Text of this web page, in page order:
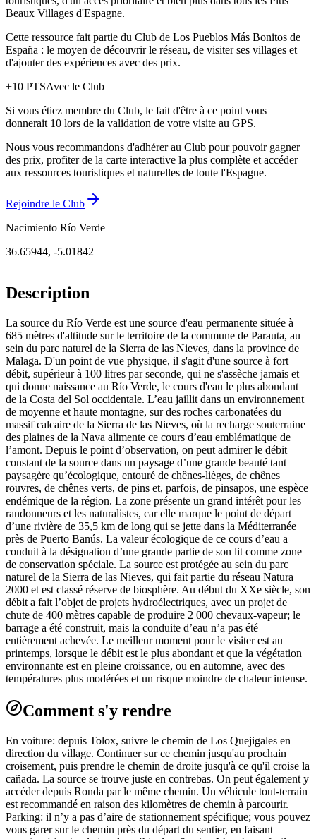
Beaux Villages d'Espagne.
Cette ressource fait partie du Club de Los Pueblos Más Bonitos de
España : le moyen de découvrir le réseau, de visiter ses villages et
d'ajouter des expériences avec des prix.
+10 PTSAvec le Club
Si vous étiez membre du Club, le fait d'être à ce point vous
donnerait 10 lors de la validation de votre visite au GPS.
Nous vous recommandons d'adhérer au Club pour pouvoir gagner
des prix, profiter de la carte interactive la plus complète et accéder
aux ressources touristiques et naturelles de toute l'Espagne.
Rejoindre le Club
Nacimiento Río Verde
36.65944, -5.01842
Description
La source du Río Verde est une source d'eau permanente située à
685 mètres d'altitude sur le territoire de la commune de Parauta, au
sein du parc naturel de la Sierra de las Nieves, dans la province de
Malaga. D'un point de vue physique, il s'agit d'une source à fort
débit, supérieur à 100 litres par seconde, qui ne s'assèche jamais et
qui donne naissance au Río Verde, le cours d'eau le plus abondant
de la Costa del Sol occidentale. L’eau jaillit dans un environnement
de moyenne et haute montagne, sur des roches carbonatées du
massif calcaire de la Sierra de las Nieves, où la recharge souterraine
des plaines de la Nava alimente ce cours d’eau emblématique de
l’amont. Depuis le point d’observation, on peut admirer le débit
constant de la source dans un paysage d’une grande beauté tant
paysagère qu’écologique, entouré de chênes-lièges, de chênes
rouvres, de chênes verts, de pins et, parfois, de pinsapos, une espèce
endémique de la région. La zone présente un grand intérêt pour les
randonneurs et les naturalistes, car elle marque le point de départ
d’une rivière de 35,5 km de long qui se jette dans la Méditerranée
près de Puerto Banús. La valeur écologique de ce cours d’eau a
conduit à la désignation d’une grande partie de son lit comme zone
de conservation spéciale. La source est protégée au sein du parc
naturel de la Sierra de las Nieves, qui fait partie du réseau Natura
2000 et est classé réserve de biosphère. Au début du XXe siècle, son
débit a fait l’objet de projets hydroélectriques, avec un projet de
chute de 400 mètres capable de produire 2 000 chevaux-vapeur; le
barrage a été construit, mais la conduite d’eau n’a pas été
entièrement achevée. Le meilleur moment pour le visiter est au
printemps, lorsque le débit est le plus abondant et que la végétation
environnante est en pleine croissance, ou en automne, avec des
températures plus modérées et un risque moindre de chaleur intense.
Comment s'y rendre
En voiture: depuis Tolox, suivre le chemin de Los Quejigales en
direction du village. Continuer sur ce chemin jusqu'au prochain
croisement, puis prendre le chemin de droite jusqu'à ce qu'il croise la
cañada. La source se trouve juste en contrebas. On peut également y
accéder depuis Ronda par le même chemin. Un véhicule tout-terrain
est recommandé en raison des kilomètres de chemin à parcourir.
Parking: il n’y a pas d’aire de stationnement spécifique; vous pouvez
vous garer sur le chemin près du départ du sentier, en faisant